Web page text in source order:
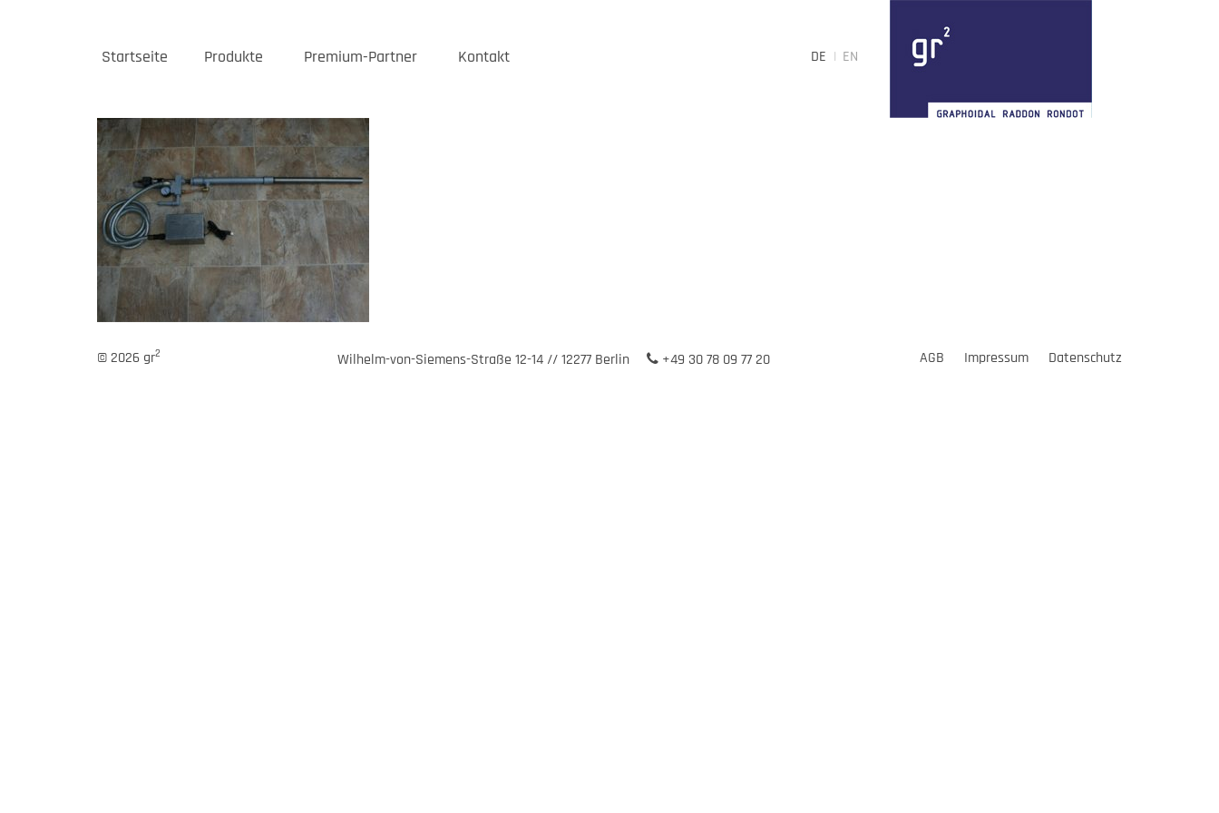
Startseite Produkte Premium-Partner Kontakt EN
DE
© 2026 gr2 Wilhelm-von-Siemens-Straße 12-14 // 12277 Berlin +49 30 78 09 77 20 AGB Impressum Datenschutz